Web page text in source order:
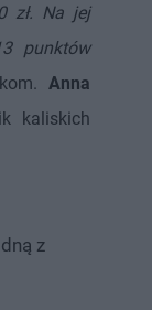
zł. Na jej
punktów
Anna
kaliskich
z